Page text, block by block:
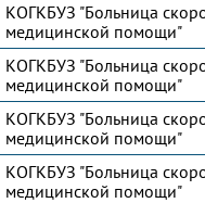
КОГКБУЗ "Больница
медицинской помощи"
КОГКБУЗ "Больница
медицинской помощи"
КОГКБУЗ "Больница
медицинской помощи"
КОГКБУЗ "Больница
медицинской помощи"